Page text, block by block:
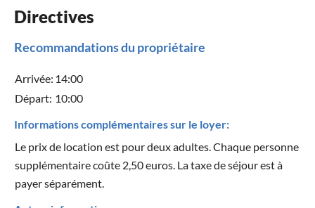
Directives
Recommandations du propriétaire
Arrivée: 14:00
Départ: 10:00
Informations complémentaires sur le loyer:
Le prix de location est pour deux adultes. Chaque personne
supplémentaire coûte 2,50 euros. La taxe de séjour est à
payer séparément.